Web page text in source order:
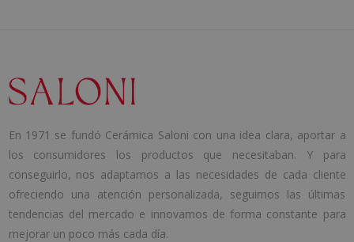
En 1971 se fundó Cerámica Saloni con una idea clara, aportar a
los consumidores los productos que necesitaban. Y para
conseguirlo, nos adaptamos a las necesidades de cada cliente
ofreciendo una atención personalizada, seguimos las últimas
tendencias del mercado e innovamos de forma constante para
mejorar un poco más cada día.